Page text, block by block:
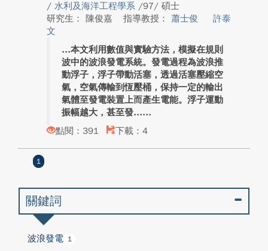
/ 水利及海洋工程學系 /97/ 碩士
研究生： 陳俊嘉
指導教授： 蕭士俊
許泰
文
本文利用數值與實驗方法，模擬在規則
波中的波浪發電系統。發電過程為波浪推
動浮子，浮子帶動活塞，透過活塞壓縮空
氣，空氣傳輸到恆壓桶，保持一定的輸出
氣體至發電裝置上而產生電能。浮子運動
振幅越大，甚至發...
點閱：391
下載：4
1
關鍵詞
波浪發電 1